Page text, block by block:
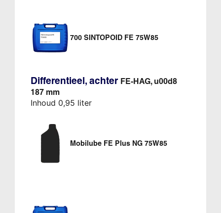
700 SINTOPOID FE 75W85
Differentieel, achter FE-HAG, u00d8
187 mm
Inhoud 0,95 liter
Mobilube FE Plus NG 75W85